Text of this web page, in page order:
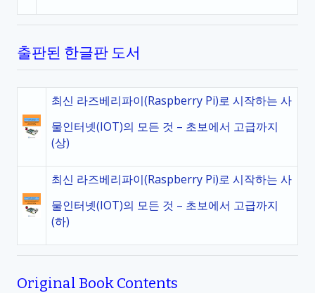
출판된 한글판 도서
최신 라즈베리파이(Raspberry Pi)로 시작하는 사
물인터넷(IOT)의 모든 것 – 초보에서 고급까지
(상)
최신 라즈베리파이(Raspberry Pi)로 시작하는 사
물인터넷(IOT)의 모든 것 – 초보에서 고급까지
(하)
Original Book Contents